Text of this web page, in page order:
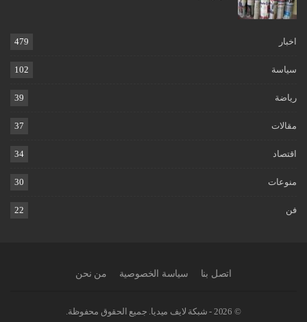
اخبار 479
سياسة 102
رياضة 39
مقالات 37
اقتصاد 34
منوعات 30
فن 22
اتصل بنا سياسة الخصوصية من نحن
© 2026 - شبكة لايف ميديا. جميع الحقوق محفوظة.